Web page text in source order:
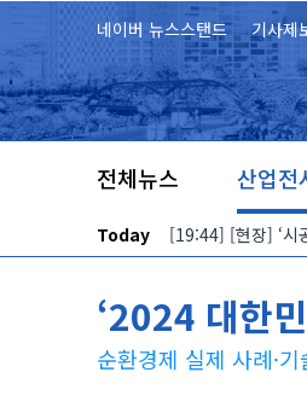
본문 바로가기
네이버 뉴스스탠드 기사제
전체뉴스 산업전
Today [19:44] [현장] ‘시
‘2024 대한
순환경제 실제 사례·